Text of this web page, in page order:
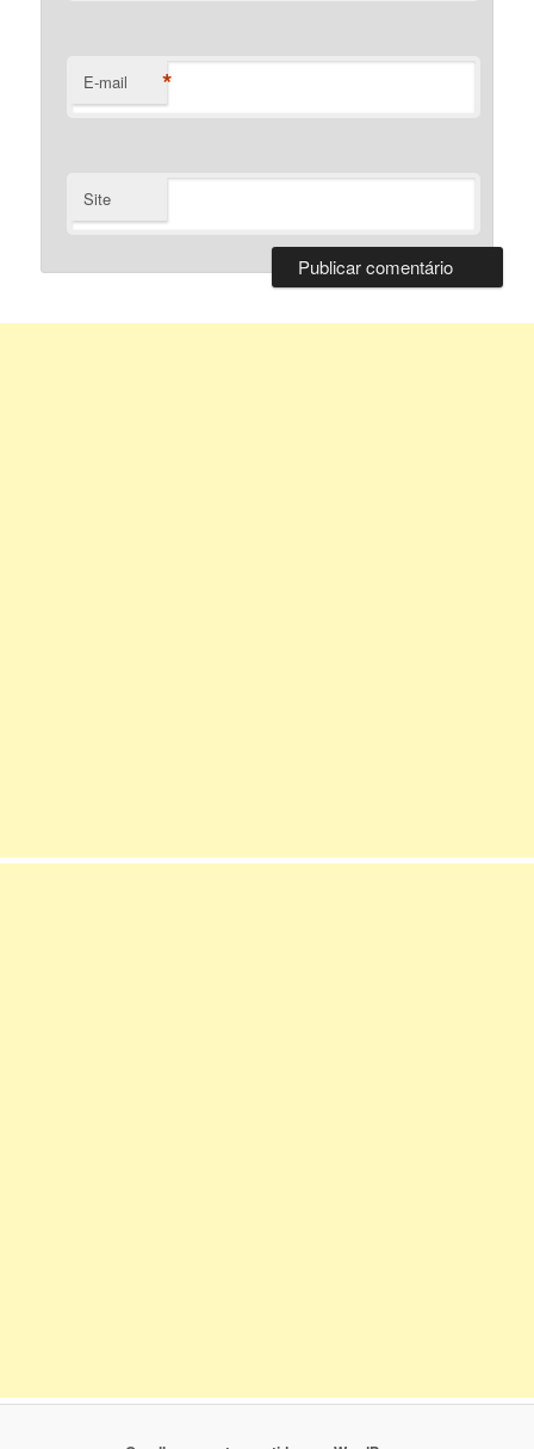
E-mail *
Site